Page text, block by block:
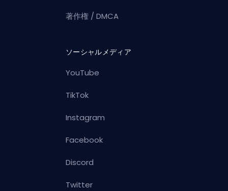
著作権 / DMCA
ソーシャルメディア
YouTube
TikTok
Instagram
Facebook
Discord
Twitter